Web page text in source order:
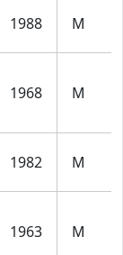
1988 M
1968 M
1982 M
1963 M